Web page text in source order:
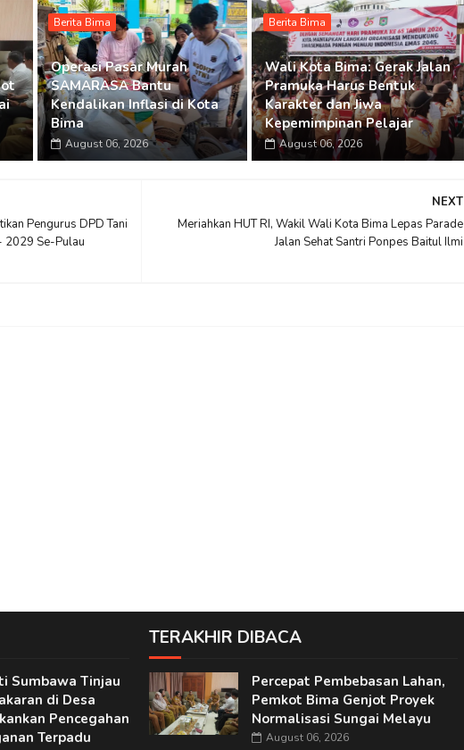
Berita Bima
Operasi Pasar Murah
SAMARASA Bantu
Kendalikan Inflasi di Kota
Bima
August 06, 2026
Berita Bima
Wali Kota Bima: Gerak Jalan
Pramuka Harus Bentuk
Karakter dan Jiwa
Kepemimpinan Pelajar
August 06, 2026
NEXT
Meriahkan HUT RI, Wakil Wali Kota Bima Lepas Parade
Jalan Sehat Santri Ponpes Baitul Ilmi
Pengurus DPD Tani
2029 Se-Pulau
Sumbawa Tinjau
di Desa
Pencegahan
Terpadu
TERAKHIR DIBACA
Percepat Pembebasan Lahan,
Pemkot Bima Genjot Proyek
Normalisasi Sungai Melayu
August 06, 2026